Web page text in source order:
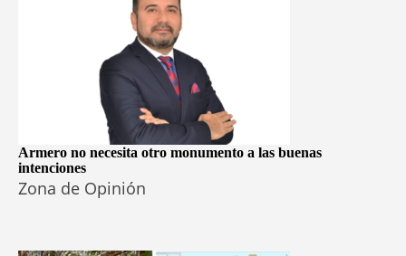
Armero no necesita otro monumento a las buenas
intenciones
Zona de Opinión